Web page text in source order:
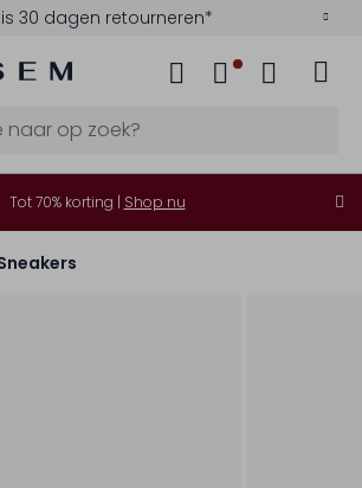
30 dagen retourneren*
Tot 70% korting | Shop nu